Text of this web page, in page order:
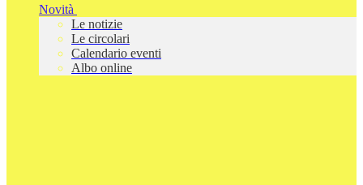
Novità
Le notizie
Le circolari
Calendario eventi
Albo online